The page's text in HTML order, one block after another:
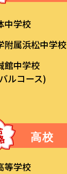
中学校
附属浜松中学校
館中学校
ルコース)
高校
等学校